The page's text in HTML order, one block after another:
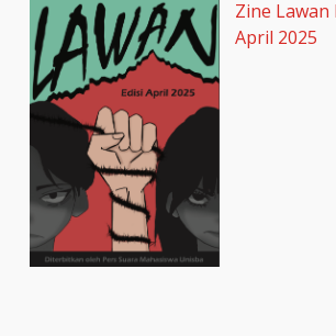
Zine Lawan
April 2025